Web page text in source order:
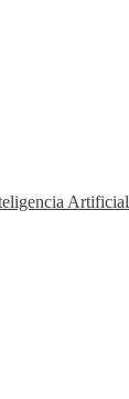
Artificial